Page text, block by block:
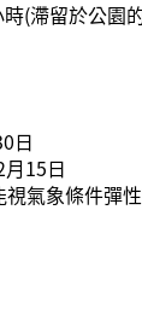
(滯留於公園
日
15日
氣象條件彈